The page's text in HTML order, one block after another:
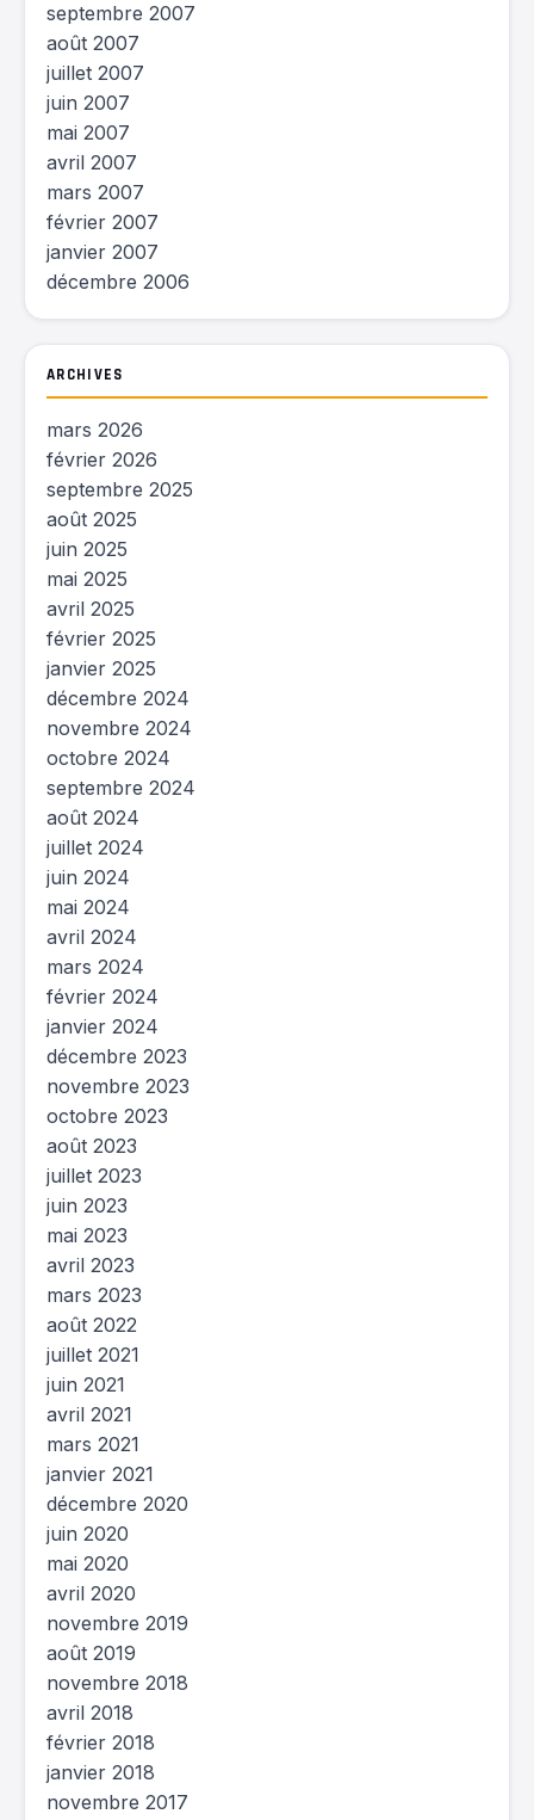
septembre 2007
août 2007
juillet 2007
juin 2007
mai 2007
avril 2007
mars 2007
février 2007
janvier 2007
décembre 2006
ARCHIVES
mars 2026
février 2026
septembre 2025
août 2025
juin 2025
mai 2025
avril 2025
février 2025
janvier 2025
décembre 2024
novembre 2024
octobre 2024
septembre 2024
août 2024
juillet 2024
juin 2024
mai 2024
avril 2024
mars 2024
février 2024
janvier 2024
décembre 2023
novembre 2023
octobre 2023
août 2023
juillet 2023
juin 2023
mai 2023
avril 2023
mars 2023
août 2022
juillet 2021
juin 2021
avril 2021
mars 2021
janvier 2021
décembre 2020
juin 2020
mai 2020
avril 2020
novembre 2019
août 2019
novembre 2018
avril 2018
février 2018
janvier 2018
novembre 2017